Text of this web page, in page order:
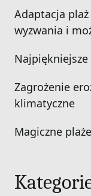
Adaptacja
wyzwania i
Najpiękniejsze
Zagrożenie
klimatyczne
Magiczne